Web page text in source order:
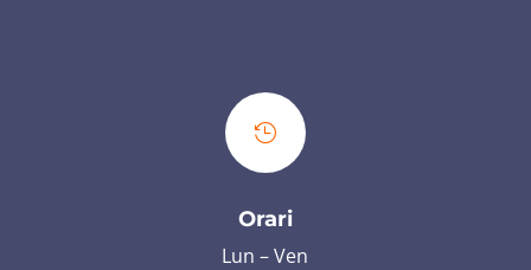

Orari
Lun – Ven